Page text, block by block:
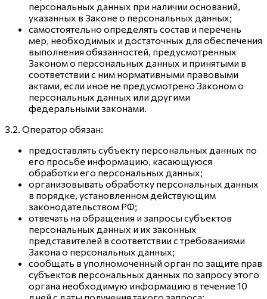
персональных данных при наличии оснований,
указанных в Законе о персональных данных;
самостоятельно определять состав и перечень
мер, необходимых и достаточных для обеспечения
выполнения обязанностей, предусмотренных
Законом о персональных данных и принятыми в
соответствии с ним нормативными правовыми
актами, если иное не предусмотрено Законом о
персональных данных или другими
федеральными законами.
3.2. Оператор обязан:
предоставлять субъекту персональных данных по
его просьбе информацию, касающуюся
обработки его персональных данных;
организовывать обработку персональных данных
в порядке, установленном действующим
законодательством РФ;
отвечать на обращения и запросы субъектов
персональных данных и их законных
представителей в соответствии с требованиями
Закона о персональных данных;
сообщать в уполномоченный орган по защите прав
субъектов персональных данных по запросу этого
органа необходимую информацию в течение 10